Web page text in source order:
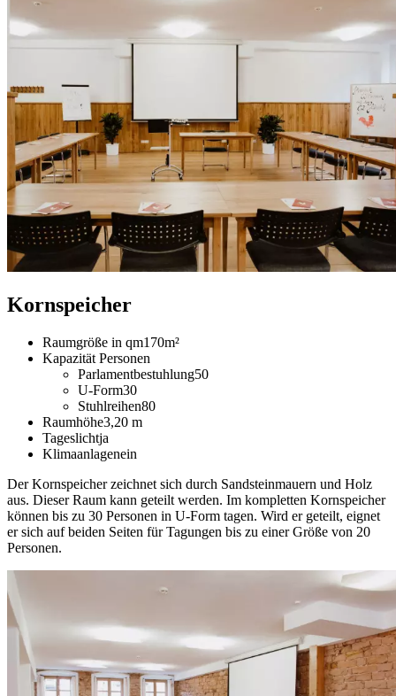
Kornspeicher
Raumgröße in qm170m²
Kapazität Personen
Parlamentbestuhlung50
U-Form30
Stuhlreihen80
Raumhöhe3,20 m
Tageslichtja
Klimaanlagenein
Der Kornspeicher zeichnet sich durch Sandsteinmauern und Holz
aus. Dieser Raum kann geteilt werden. Im kompletten Kornspeicher
können bis zu 30 Personen in U-Form tagen. Wird er geteilt, eignet
er sich auf beiden Seiten für Tagungen bis zu einer Größe von 20
Personen.